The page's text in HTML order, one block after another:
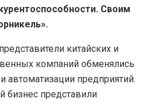
Своим
китайских и
компаний обменялись
предприятий.
бизнес представили